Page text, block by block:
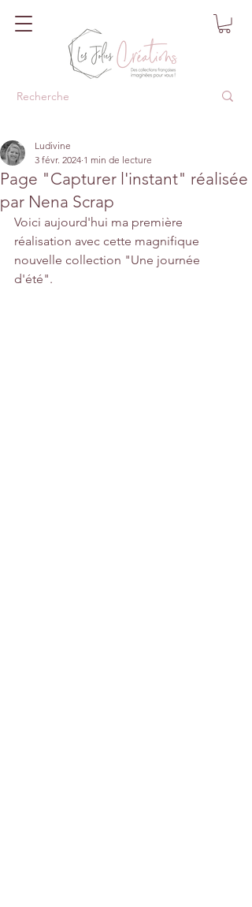
Page "Capturer l'instant" réalisée
par Nena Scrap
Ludivine
3 févr. 2024 1 min de lecture
Voici aujourd'hui ma première
réalisation avec cette magnifique
nouvelle collection "Une journée
d'été".